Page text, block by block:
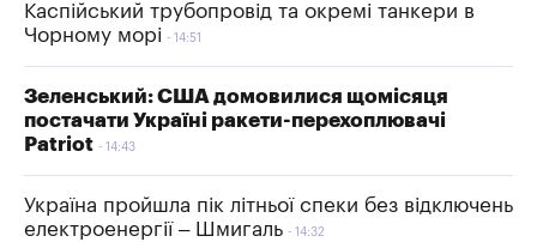
Каспійський трубопровід та окремі танкери в
Чорному морі
14:51
Зеленський: США домовилися щомісяця
постачати Україні ракети-перехоплювачі
Patriot
14:43
Україна пройшла пік літньої спеки без відключень
електроенергії – Шмигаль
14:32